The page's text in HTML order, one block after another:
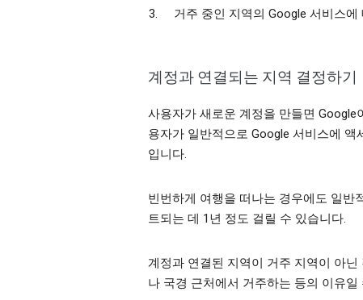
거주 중인 지역의 Google 서비스
계정과 연결되는 지역 결정하기
사용자가 새로운 계정을 만들면
용자가 일반적으로 Google 서비스에
입니다.
빈번하게 여행을 떠나는 경우에도 일반
트되는 데 1년 정도 걸릴 수 있습니다.
계정과 연결된 지역이 거주 지역이 아
나 국경 근처에서 거주하는 등의 이유